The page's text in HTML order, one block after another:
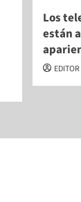
Los
están
EDITOR